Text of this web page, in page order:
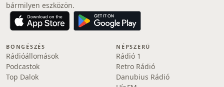
bármilyen eszközön.
BÖNGÉSZÉS
Rádióállomások
Podcastok
Top Dalok
NÉPSZERŰ
Rádió 1
Retro Rádió
Danubius Rádió